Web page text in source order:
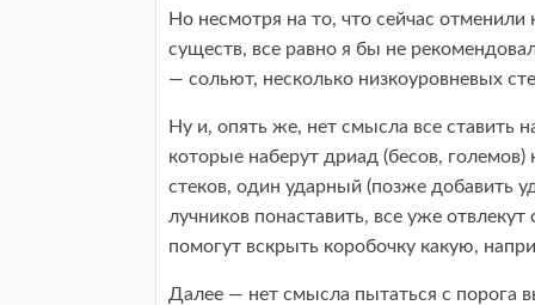
Но несмотря на то, что сейчас
существ, все равно я бы не
— сольют, несколько низкоуровневых
Ну и, опять же, нет смысла все ставить
которые наберут дриад (бесов, големов)
стеков, один ударный (позже добавить
лучников понаставить, все уже
помогут вскрыть коробочку какую,
Далее — нет смысла пытаться с порога